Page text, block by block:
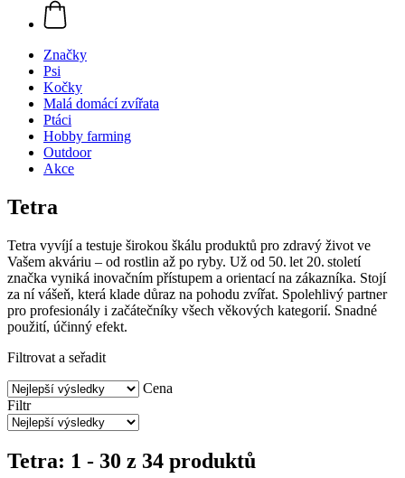
Značky
Psi
Kočky
Malá domácí zvířata
Ptáci
Hobby farming
Outdoor
Akce
Tetra
Tetra vyvíjí a testuje širokou škálu produktů pro zdravý život ve
Vašem akváriu – od rostlin až po ryby. Už od 50. let 20. století
značka vyniká inovačním přístupem a orientací na zákazníka. Stojí
za ní vášeň, která klade důraz na pohodu zvířat. Spolehlivý partner
pro profesionály i začátečníky všech věkových kategorií. Snadné
použití, účinný efekt.
Filtrovat a seřadit
Cena
Filtr
Tetra: 1 - 30 z 34 produktů